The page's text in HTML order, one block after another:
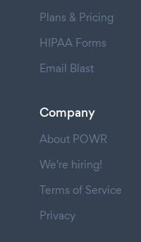
Plans & Pricing
HIPAA Forms
Email Blast
Company
About POWR
We're hiring!
Terms of Service
Privacy